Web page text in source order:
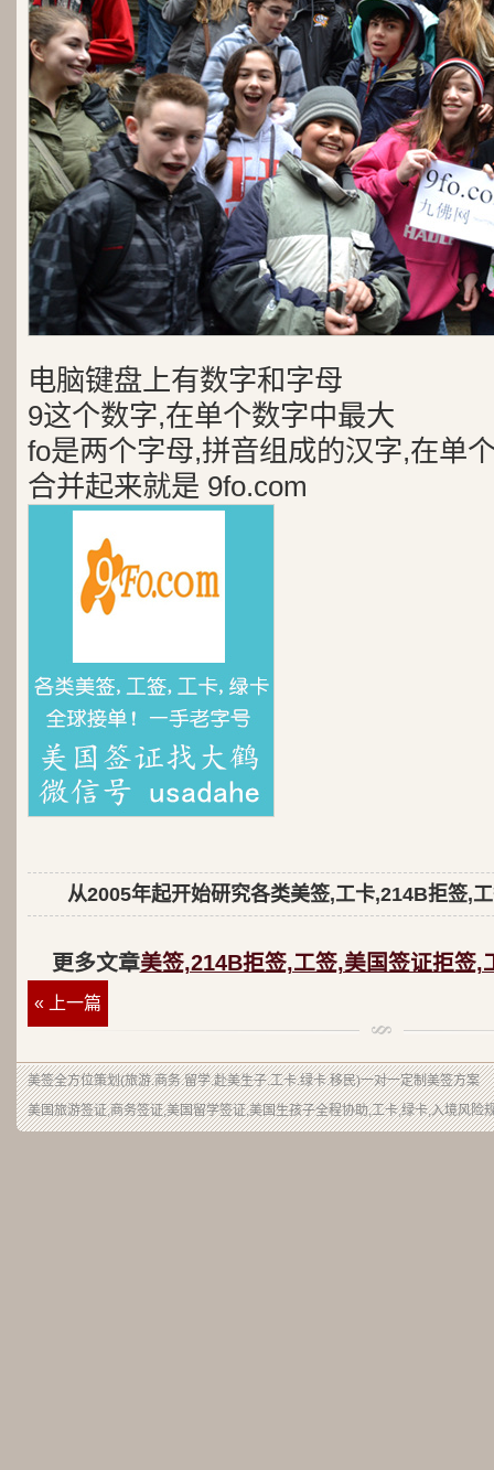
电脑键盘上有数字和字母
9这个数字,在单个数字中最大
fo是两个字母,拼音组成的汉字,在单
合并起来就是 9fo.com
从2005年起开始研究各类美签,工卡,214B拒签,
更多文章美签,214B拒签,工签,美国签证拒签,
« 上一篇
美签全方位策划(旅游.商务.留学.赴美生子.工卡.绿卡.移民)一对一定制美签方案
美国旅游签证,商务签证,美国留学签证,美国生孩子全程协助,工卡,绿卡,入境风险